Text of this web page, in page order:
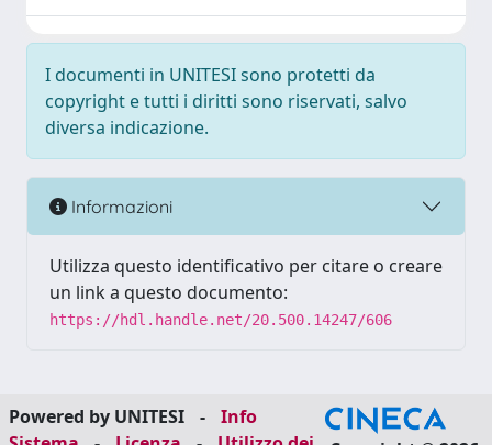
I documenti in UNITESI sono protetti da
copyright e tutti i diritti sono riservati, salvo
diversa indicazione.
Informazioni
Utilizza questo identificativo per citare o creare
un link a questo documento:
https://hdl.handle.net/20.500.14247/606
Powered by UNITESI -
Info